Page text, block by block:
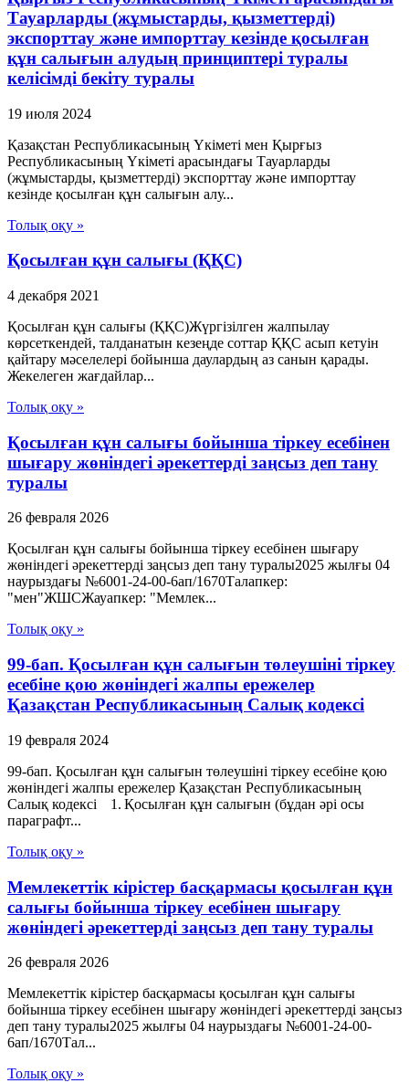
Тауарларды (жұмыстарды, қызметтердi)
экспорттау және импорттау кезiнде қосылған
құн салығын алудың принциптерi туралы
келiсiмдi бекiту туралы
19 июля 2024
Қазақстан Республикасының Үкiметi мен Қырғыз
Республикасының Үкiметi арасындағы Тауарларды
(жұмыстарды, қызметтердi) экспорттау және импорттау
кезiнде қосылған құн салығын алу...
Толық оқу »
Қосылған құн салығы (ҚҚС)
4 декабря 2021
Қосылған құн салығы (ҚҚС)Жүргізілген жалпылау
көрсеткендей, талданатын кезеңде соттар ҚҚС асып кетуін
қайтару мәселелері бойынша даулардың аз санын қарады.
Жекелеген жағдайлар...
Толық оқу »
Қосылған құн салығы бойынша тіркеу есебінен
шығару жөніндегі әрекеттерді заңсыз деп тану
туралы
26 февраля 2026
Қосылған құн салығы бойынша тіркеу есебінен шығару
жөніндегі әрекеттерді заңсыз деп тану туралы2025 жылғы 04
наурыздағы №6001-24-00-6ап/1670Талапкер:
"мен"ЖШСЖауапкер: "Мемлек...
Толық оқу »
99-бап. Қосылған құн салығын төлеушіні тіркеу
есебіне қою жөніндегі жалпы ережелер
Қазақстан Республикасының Салық кодексі
19 февраля 2024
99-бап. Қосылған құн салығын төлеушіні тіркеу есебіне қою
жөніндегі жалпы ережелер Қазақстан Республикасының
Салық кодексі 1. Қосылған құн салығын (бұдан әрі осы
параграфт...
Толық оқу »
Мемлекеттік кірістер басқармасы қосылған құн
салығы бойынша тіркеу есебінен шығару
жөніндегі әрекеттерді заңсыз деп тану туралы
26 февраля 2026
Мемлекеттік кірістер басқармасы қосылған құн салығы
бойынша тіркеу есебінен шығару жөніндегі әрекеттерді заңсыз
деп тану туралы2025 жылғы 04 наурыздағы №6001-24-00-
6ап/1670Тал...
Толық оқу »